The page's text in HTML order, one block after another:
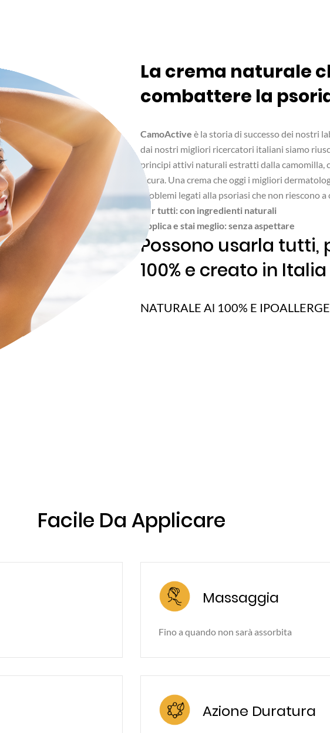
La crema naturale
combattere la
CamoActive è la storia di successo dei nostri
dai nostri migliori ricercatori italiani siamo
principi attivi naturali estratti dalla camomilla,
sicura. Una crema che oggi i migliori
problemi legati alla psoriasi che non riescono a
Per tutti: con ingredienti naturali
Applica e stai meglio: senza aspettare
Possono usarla tutti,
100% e creato in Italia
NATURALE Al 100% E
Facile Da Applicare
Massaggia
Fino a quando non sarà assorbita
Azione Duratura